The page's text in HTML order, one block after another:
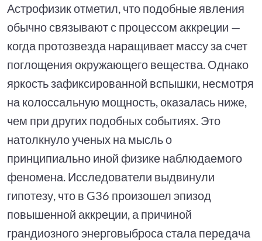
Астрофизик отметил, что подобные явления
обычно связывают с процессом аккреции —
когда протозвезда наращивает массу за счет
поглощения окружающего вещества. Однако
яркость зафиксированной вспышки, несмотря
на колоссальную мощность, оказалась ниже,
чем при других подобных событиях. Это
натолкнуло ученых на мысль о
принципиально иной физике наблюдаемого
феномена. Исследователи выдвинули
гипотезу, что в G36 произошел эпизод
повышенной аккреции, а причиной
грандиозного энерговыброса стала передача